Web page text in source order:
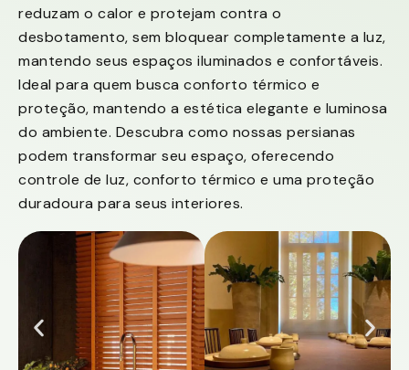
reduzam o calor e protejam contra o
desbotamento, sem bloquear completamente a luz,
mantendo seus espaços iluminados e confortáveis.
Ideal para quem busca conforto térmico e
proteção, mantendo a estética elegante e luminosa
do ambiente. Descubra como nossas persianas
podem transformar seu espaço, oferecendo
controle de luz, conforto térmico e uma proteção
duradoura para seus interiores.